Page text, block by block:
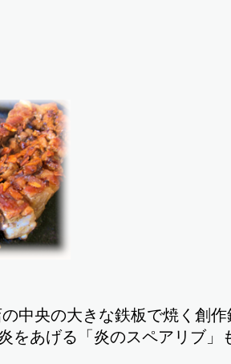
中央の大きな鉄板で焼く創
あげる「炎のスペアリブ」